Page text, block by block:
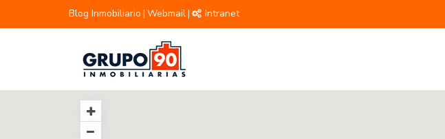
Blog Inmobiliario | Webmail| Intranet